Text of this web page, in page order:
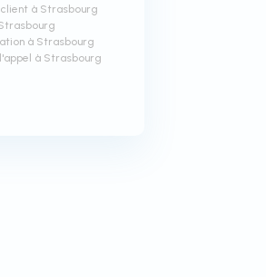
à Strasbourg
à Strasbourg
à Strasbourg